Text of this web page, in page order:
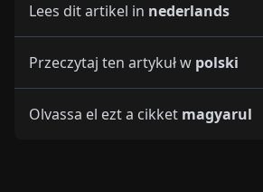
Lees dit artikel in nederlands
Przeczytaj ten artykuł w polski
Olvassa el ezt a cikket magyarul